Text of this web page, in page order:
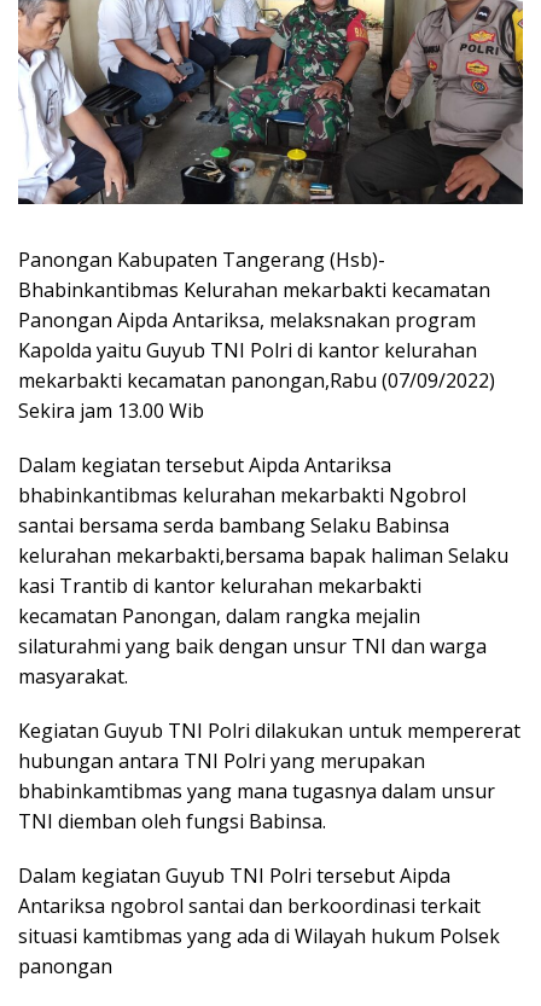
Panongan Kabupaten Tangerang (Hsb)-
Bhabinkantibmas Kelurahan mekarbakti kecamatan
Panongan Aipda Antariksa, melaksnakan program
Kapolda yaitu Guyub TNI Polri di kantor kelurahan
mekarbakti kecamatan panongan,Rabu (07/09/2022)
Sekira jam 13.00 Wib
Dalam kegiatan tersebut Aipda Antariksa
bhabinkantibmas kelurahan mekarbakti Ngobrol
santai bersama serda bambang Selaku Babinsa
kelurahan mekarbakti,bersama bapak haliman Selaku
kasi Trantib di kantor kelurahan mekarbakti
kecamatan Panongan, dalam rangka mejalin
silaturahmi yang baik dengan unsur TNI dan warga
masyarakat.
Kegiatan Guyub TNI Polri dilakukan untuk mempererat
hubungan antara TNI Polri yang merupakan
bhabinkamtibmas yang mana tugasnya dalam unsur
TNI diemban oleh fungsi Babinsa.
Dalam kegiatan Guyub TNI Polri tersebut Aipda
Antariksa ngobrol santai dan berkoordinasi terkait
situasi kamtibmas yang ada di Wilayah hukum Polsek
panongan